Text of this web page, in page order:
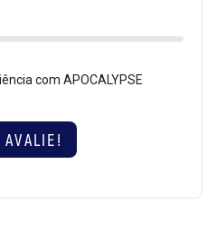
com APOCALYPSE